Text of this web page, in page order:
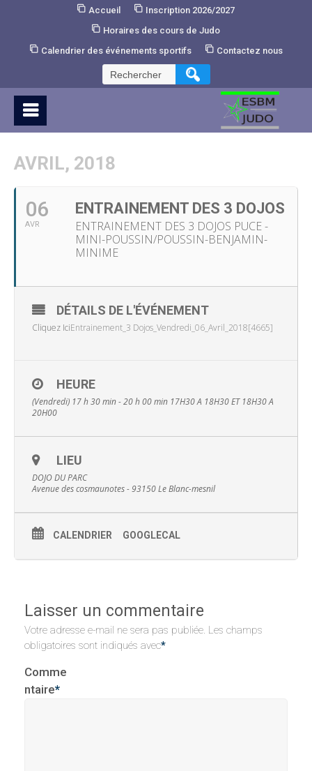
Accueil
Inscription 2026/2027
Horaires des cours de Judo
Calendrier des événements sportifs
Contactez nous
Rechercher :
AVRIL, 2018
06
AVR
ENTRAINEMENT DES 3 DOJOS
ENTRAINEMENT DES 3 DOJOS PUCE -
MINI-POUSSIN/POUSSIN-BENJAMIN-
MINIME
DÉTAILS DE L'ÉVÉNEMENT
Cliquez IciEntrainement_3 Dojos_Vendredi_06_Avril_2018[4665]
HEURE
(Vendredi) 17 h 30 min - 20 h 00 min 17H30 A 18H30 ET 18H30 A
20H00
LIEU
DOJO DU PARC
Avenue des cosmaunotes - 93150 Le Blanc-mesnil
CALENDRIER GOOGLECAL
Laisser un commentaire
Votre adresse e-mail ne sera pas publiée. Les champs
obligatoires sont indiqués avec*
Comme
ntaire*